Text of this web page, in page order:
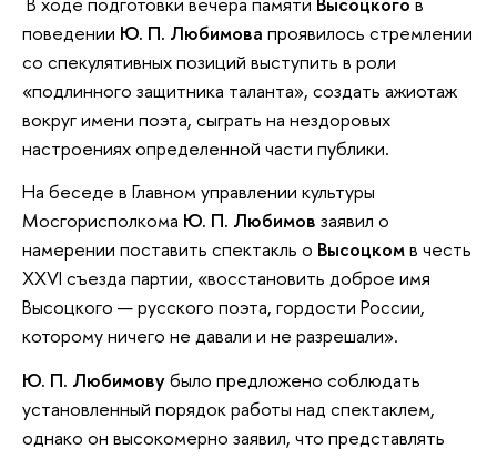
поведении Ю. П. Любимова проявилось стремлении
со спекулятивных позиций выступить в роли
«подлинного защитника таланта», создать ажиотаж
вокруг имени поэта, сыграть на нездоровых
настроениях определенной части публики.
На беседе в Главном управлении культуры
Мосгорисполкома Ю. П. Любимов заявил о
намерении поставить спектакль о Высоцкомв честь
XXVI съезда партии, «восстановить доброе имя
Высоцкого — русского поэта, гордости России,
которому ничего не давали и не разрешали».
Ю. П. Любимовубыло предложено соблюдать
установленный порядок работы над спектаклем,
однако он высокомерно заявил, что представлять